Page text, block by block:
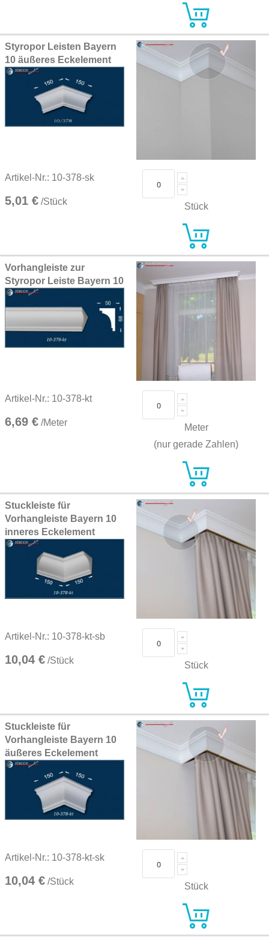
Styropor Leisten Bayern
10 äußeres Eckelement
Artikel-Nr.: 10-378-sk
5,01 € /Stück Stück
Vorhangleiste zur
Styropor Leiste Bayern 10
Artikel-Nr.: 10-378-kt
6,69 € /Meter
Meter
(nur gerade Zahlen)
Stuckleiste für
Vorhangleiste Bayern 10
inneres Eckelement
Artikel-Nr.: 10-378-kt-sb
10,04 € /Stück Stück
Stuckleiste für
Vorhangleiste Bayern 10
äußeres Eckelement
Artikel-Nr.: 10-378-kt-sk
10,04 € /Stück Stück